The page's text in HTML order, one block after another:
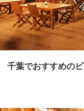
千葉でおすすめの